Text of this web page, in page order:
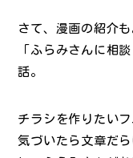
さて、漫画の紹介も
「ふらみさんに相
話。
チラシを作りたい
気づいたら文章だ